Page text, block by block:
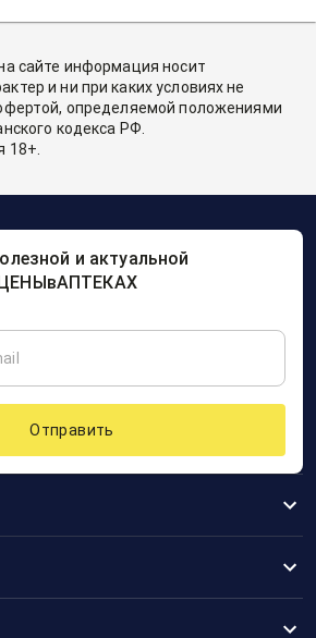
сайте информация носит
и ни при каких условиях не
определяемой положениями
кодекса РФ.
18+.
и актуальной
Отправить